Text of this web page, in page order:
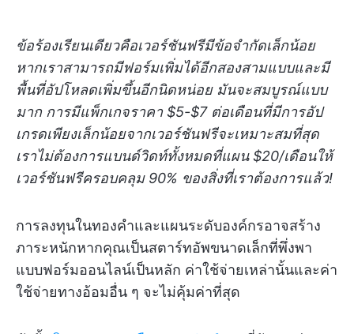
ข้อร้องเรียนเดียวคือเวอร์ชันฟรีมีข้อจำกัดเล็กน้อย
หากเราสามารถมีฟอร์มเพิ่มได้อีกสองสามแบบและมี
พื้นที่อัปโหลดเพิ่มขึ้นอีกนิดหน่อย มันจะสมบูรณ์แบบ
มาก การมีแพ็กเกจราคา $5-$7 ต่อเดือนที่มีการอัป
เกรดเพียงเล็กน้อยจากเวอร์ชันฟรีจะเหมาะสมที่สุด
เราไม่ต้องการแบนด์วิดท์ทั้งหมดที่แผน $20/เดือนให้
เวอร์ชันฟรีครอบคลุม 90% ของสิ่งที่เราต้องการแล้ว!
การลงทุนในทองคำและแผนระดับองค์กรอาจสร้าง
ภาระหนักหากคุณเป็นสตาร์ทอัพขนาดเล็กที่พึ่งพา
แบบฟอร์มออนไลน์เป็นหลัก ค่าใช้จ่ายเหล่านั้นและค่า
ใช้จ่ายทางอ้อมอื่น ๆ จะไม่คุ้มค่าที่สุด